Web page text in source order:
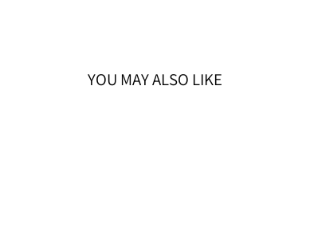
YOU MAY ALSO LIKE